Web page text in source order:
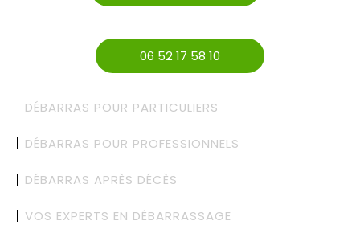
06 52 17 58 10
DÉBARRAS POUR PARTICULIERS
DÉBARRAS POUR PROFESSIONNELS
DÉBARRAS APRÈS DÉCÈS
VOS EXPERTS EN DÉBARRASSAGE